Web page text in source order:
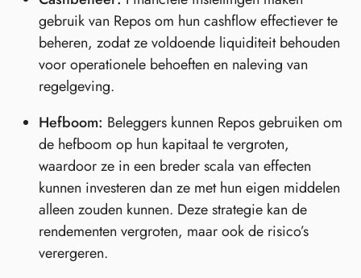
gebruik van Repos om hun cashflow effectiever te
beheren, zodat ze voldoende liquiditeit behouden
voor operationele behoeften en naleving van
regelgeving.
Hefboom: Beleggers kunnen Repos gebruiken om
de hefboom op hun kapitaal te vergroten,
waardoor ze in een breder scala van effecten
kunnen investeren dan ze met hun eigen middelen
alleen zouden kunnen. Deze strategie kan de
rendementen vergroten, maar ook de risico’s
verergeren.